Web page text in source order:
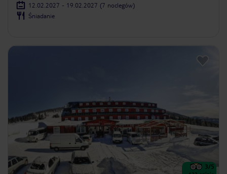
12.02.2027 - 19.02.2027 (7 noclegów)
Śniadanie
3/5